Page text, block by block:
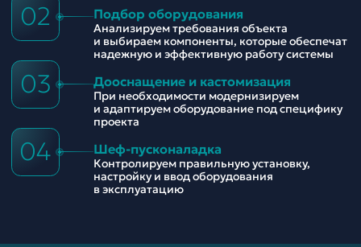
02 Подбор оборудования
Анализируем требования объекта
и выбираем компоненты, которые обеспечат
надежную и эффективную работу системы
03 Дооснащение и кастомизация
При необходимости модернизируем
и адаптируем оборудование под специфику
проекта
04 Шеф-пусконаладка
Контролируем правильную установку,
настройку и ввод оборудования
в эксплуатацию